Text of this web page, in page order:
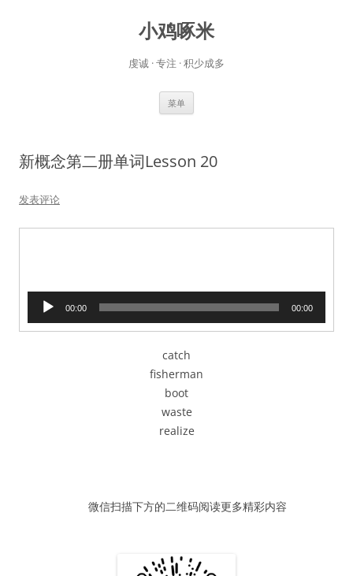
小鸡啄米
虔诚 · 专注 · 积少成多
菜单
新概念第二册单词Lesson 20
发表评论
播
00:00 00:00
catch
fisherman
boot
waste
realize
微信扫描下方的二维码阅读更多精彩内容